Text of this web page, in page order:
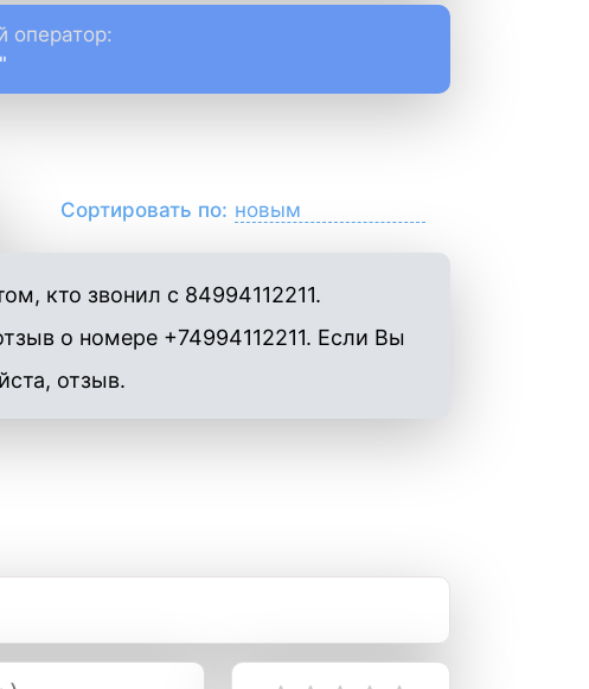
оператор:
Сортировать по:
кто звонил с 84994112211.
о номере +74994112211. Если Вы
отзыв.